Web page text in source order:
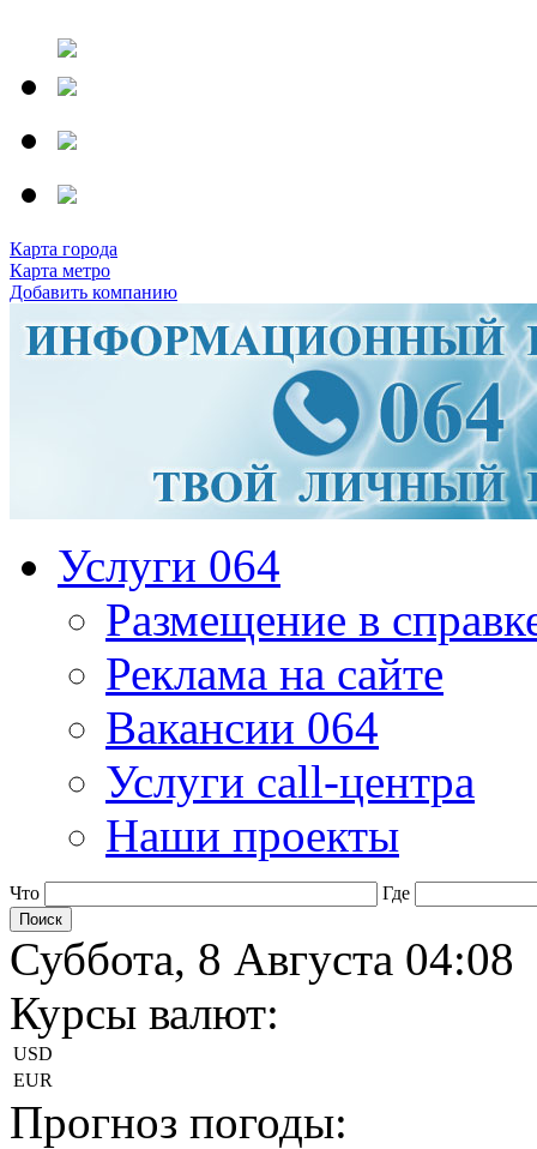
Карта города
Карта метро
Добавить компанию
Услуги 064
Размещение в
Реклама на сайте
Вакансии 064
Услуги call-центра
Наши проекты
Что Где
Суббота, 8 Августа 04:08
Курсы валют:
USD
EUR
Прогноз погоды: